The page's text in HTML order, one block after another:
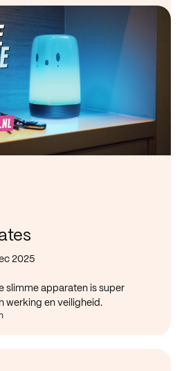
2025
slimme apparaten is super
werking en veiligheid.